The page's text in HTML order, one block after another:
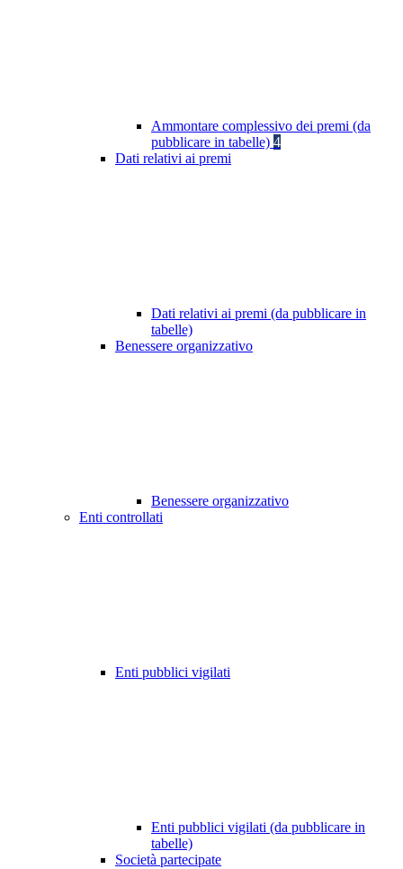
Ammontare complessivo dei premi (da
pubblicare in tabelle) 4
Dati relativi ai premi
Dati relativi ai premi (da pubblicare in
tabelle)
Benessere organizzativo
Benessere organizzativo
Enti controllati
Enti pubblici vigilati
Enti pubblici vigilati (da pubblicare in
tabelle)
Società partecipate